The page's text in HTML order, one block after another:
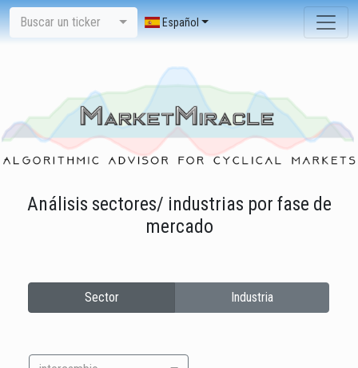
Buscar un ticker Español
Análisis sectores/ industrias por fase de
mercado
Sector Industria